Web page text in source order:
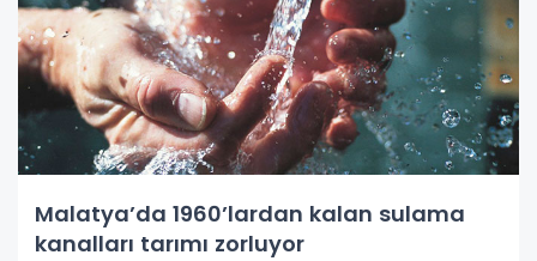
Malatya’da 1960’lardan kalan sulama
kanalları tarımı zorluyor